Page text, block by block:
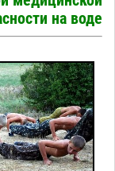
на воде